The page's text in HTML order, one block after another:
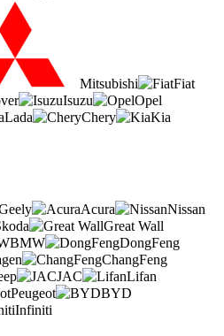
Mitsubishi
Fiat
Isuzu
Opel
Lada Chery Kia
Acura
Nissan
Great Wall
BMW
DongFeng
ChangFeng
JAC
Lifan
Peugeot
BYD
Infiniti